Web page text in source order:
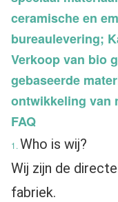
ceramische en
bureaulevering;
Verkoop van bio
gebaseerde
ontwikkeling van
FAQ
1. Who is wij?
Wij zijn de
fabriek.